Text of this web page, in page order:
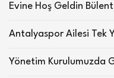
Evine Hoş Geldin
Antalyaspor Ailesi Tek
Yönetim Kurulumuzda